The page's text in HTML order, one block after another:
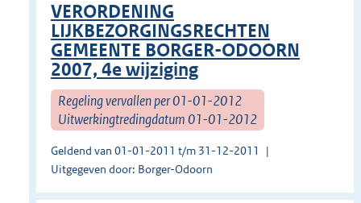
VERORDENING
LIJKBEZORGINGSRECHTEN
GEMEENTE BORGER-ODOORN
2007, 4e wijziging
Regeling vervallen per 01-01-2012
Uitwerkingtredingdatum 01-01-2012
Geldend van 01-01-2011 t/m 31-12-2011
Uitgegeven door: Borger-Odoorn